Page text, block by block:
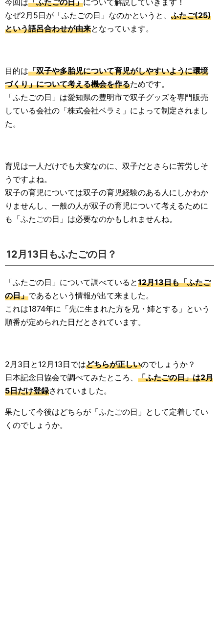
今回は「ふたごの日」について解説していきます！
なぜ2月5日が「ふたごの日」なのかというと、 ふたご(25)
という語呂合わせが由来となっています。
目的は「双子や多胎児について育児がしやすいように環境
づくり」について考える機会を作るためです。
「ふたごの日」は愛知県の豊明市で双子グッズを専門販売
している会社の「株式会社ベラミ」によって制定されまし
た。
育児は一人だけでも大変なのに、双子だとさらに苦労しそ
うですよね。
双子の育児については双子の育児経験のある人にしかわか
りませんし、一般の人が双子の育児について考えるために
も「ふたごの日」は必要なのかもしれませんね。
12月13日もふたごの日？
「ふたごの日」について調べていると12月13日も「ふたご
の日」であるという情報が出て来ました。
これは1874年に「先に生まれた方を兄・姉とする」という
順番が定められた日だとされています。
2月3日と12月13日ではどちらが正しいのでしょうか？
日本記念日協会で調べてみたところ、 「ふたごの日」は2月
5日だけ登録されていました。
果たして今後はどちらが「ふたごの日」として定着してい
くのでしょうか。